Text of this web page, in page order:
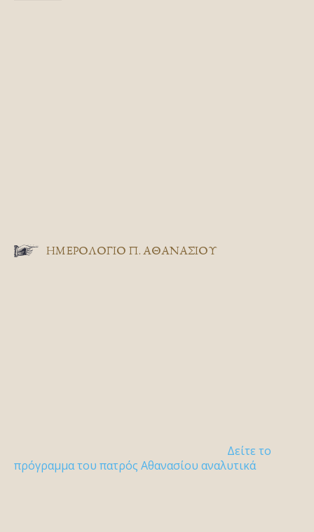
ΗΜΕΡΟΛΟΓΙΟ Π. ΑΘΑΝΑΣΙΟΥ
Δείτε το
πρόγραμμα του πατρός Αθανασίου αναλυτικά